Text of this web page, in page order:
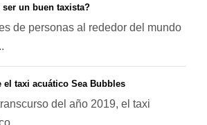
ser un buen taxista?
de personas al rededor del mundo
el taxi acuático Sea Bubbles
del año 2019, el taxi